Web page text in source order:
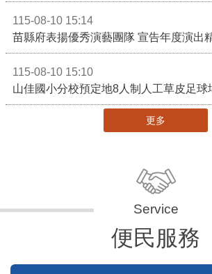
115-08-10 15:14
苗縣府表揚優秀演藝團隊 宣告年度演出
115-08-10 15:10
更多
便民服務